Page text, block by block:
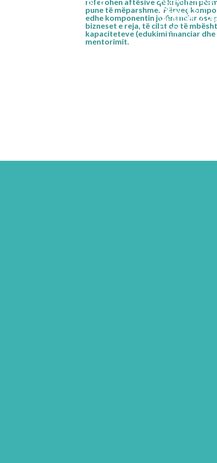
pune të mëparshme. Përveç
edhe komponentin jo-financiar ose
bizneset e reja, të cilat do të
kapaciteteve (edukimi financiar
mentorimit.
THEMELIMIN E
PROCESI I
FAQ